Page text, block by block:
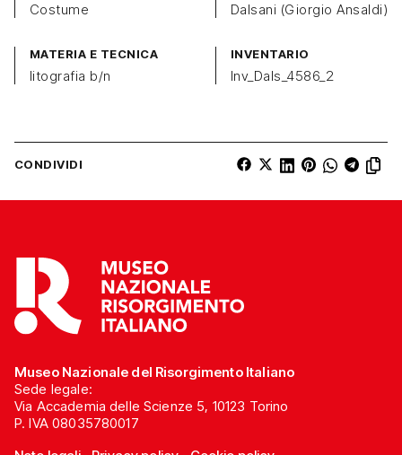
Costume Dalsani (Giorgio Ansaldi)
MATERIA E TECNICA
litografia b/n
INVENTARIO
Inv_Dals_4586_2
CONDIVIDI
Museo Nazionale del Risorgimento Italiano
Sede legale:
Via Accademia delle Scienze 5, 10123 Torino
P. IVA 08035780017